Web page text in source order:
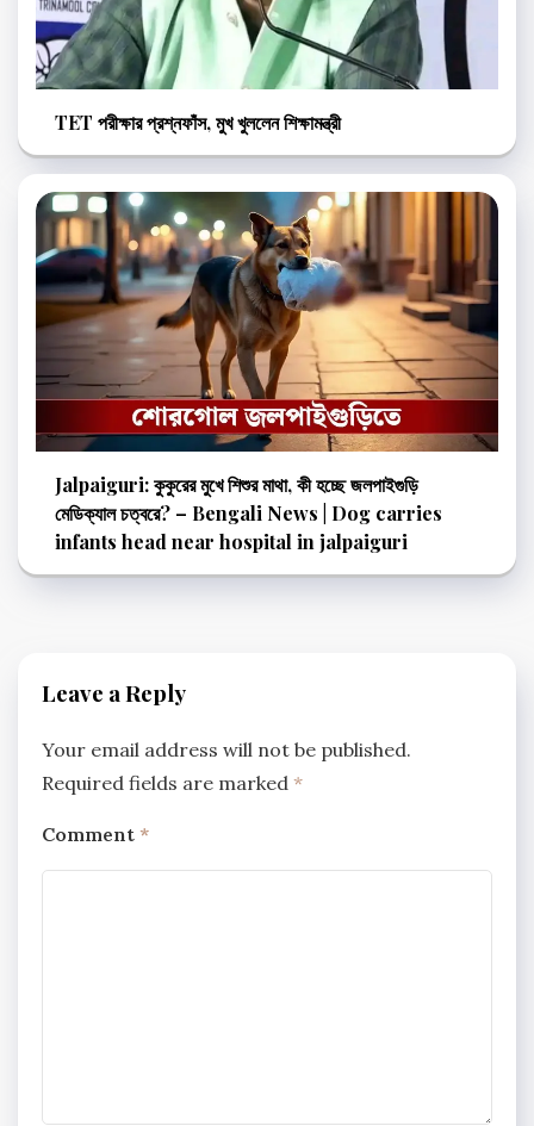
TET পরীক্ষার প্রশ্নফাঁস, মুখ খুললেন শিক্ষামন্ত্রী
Jalpaiguri: কুকুরের মুখে শিশুর মাথা, কী হচ্ছে জলপাইগুড়ি
মেডিক্যাল চত্বরে? – Bengali News | Dog carries
infants head near hospital in jalpaiguri
Leave a Reply
Your email address will not be published.
Required fields are marked *
Comment *